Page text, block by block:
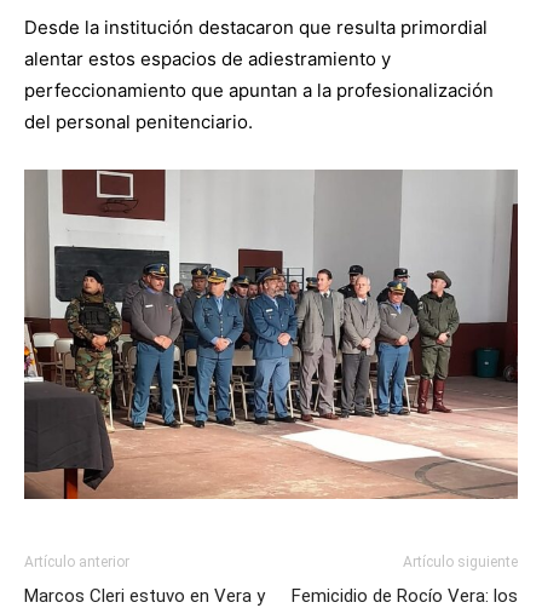
Desde la institución destacaron que resulta primordial
alentar estos espacios de adiestramiento y
perfeccionamiento que apuntan a la profesionalización
del personal penitenciario.
Artículo anterior
Marcos Cleri estuvo en Vera y
Artículo siguiente
Femicidio de Rocío Vera: los